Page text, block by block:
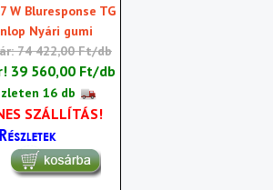
W Bluresponse TG
Nyári gumi
74 422,00 Ft/db
39 560,00 Ft/db
16 db
SZÁLLÍTÁS!